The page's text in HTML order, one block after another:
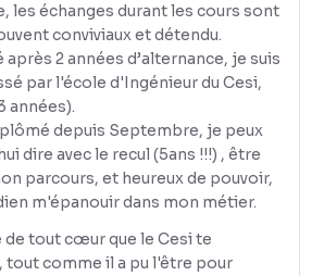
les échanges durant les cours sont
conviviaux et détendu.
après 2 années d’alternance, je suis
par l'école d'Ingénieur du Cesi,
années).
depuis Septembre, je peux
dire avec le recul (5ans !!!) , être
parcours, et heureux de pouvoir,
m'épanouir dans mon métier.
de tout cœur que le Cesi te
tout comme il a pu l'être pour